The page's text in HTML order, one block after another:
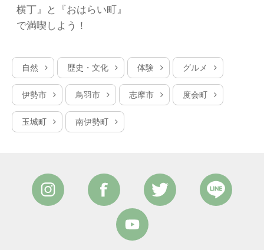
横丁』と『おはらい町』
で満喫しよう！
自然 歴史・文化 体験 グルメ
伊勢市 鳥羽市 志摩市 度会町
玉城町 南伊勢町